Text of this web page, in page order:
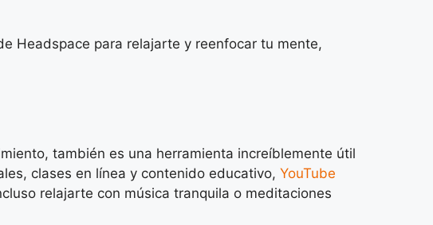
Headspace para relajarte y reenfocar tu mente,
también es una herramienta increíblemente útil
clases en línea y contenido educativo, YouTube
relajarte con música tranquila o meditaciones